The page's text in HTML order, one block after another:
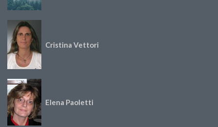
Cristina Vettori
Elena Paoletti